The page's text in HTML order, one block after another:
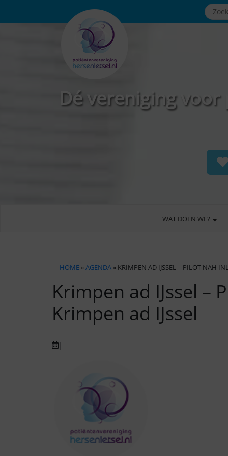
Dé vereniging
WAT DOEN WE?
HOME »AGENDA » KRIMPEN AD IJSSEL – PILOT NAH
Krimpen ad IJssel –
Krimpen ad IJssel
|